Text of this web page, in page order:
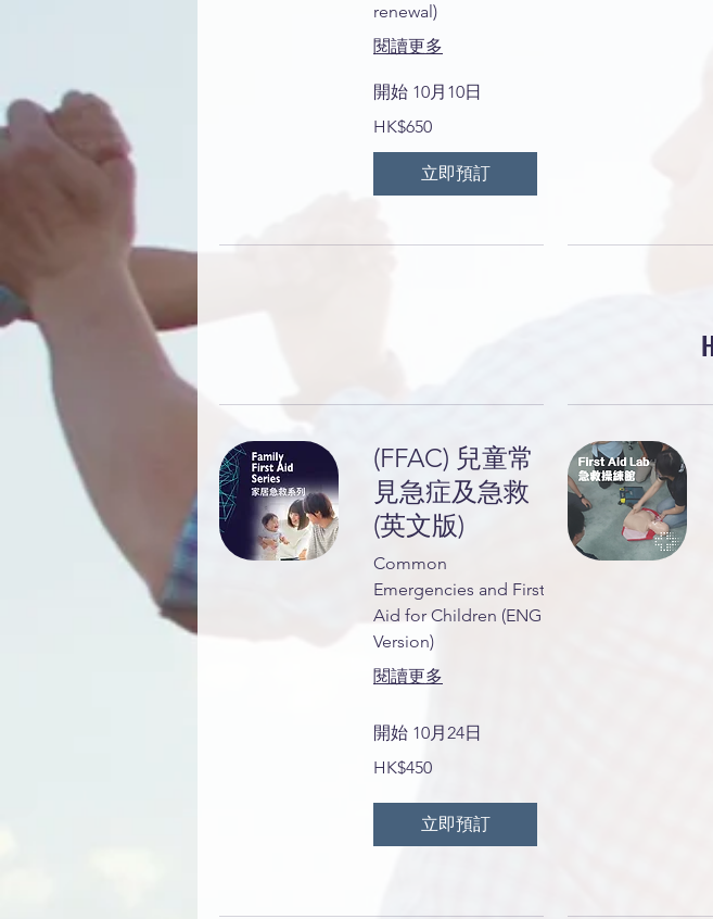
renewal)
閱讀更多
開始 10月10日
港
HK$650
立即預訂
(FFAC) 兒童常
見急症及急救
(英文版)
Common
Emergencies and First
Aid for Children (ENG
Version)
閱讀更多
開始 10月24日
港
HK$450
立即預訂